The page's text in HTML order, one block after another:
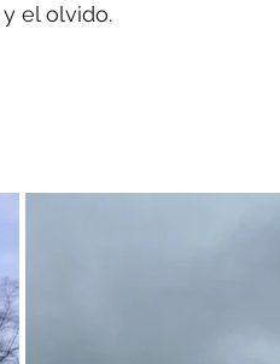
el olvido.